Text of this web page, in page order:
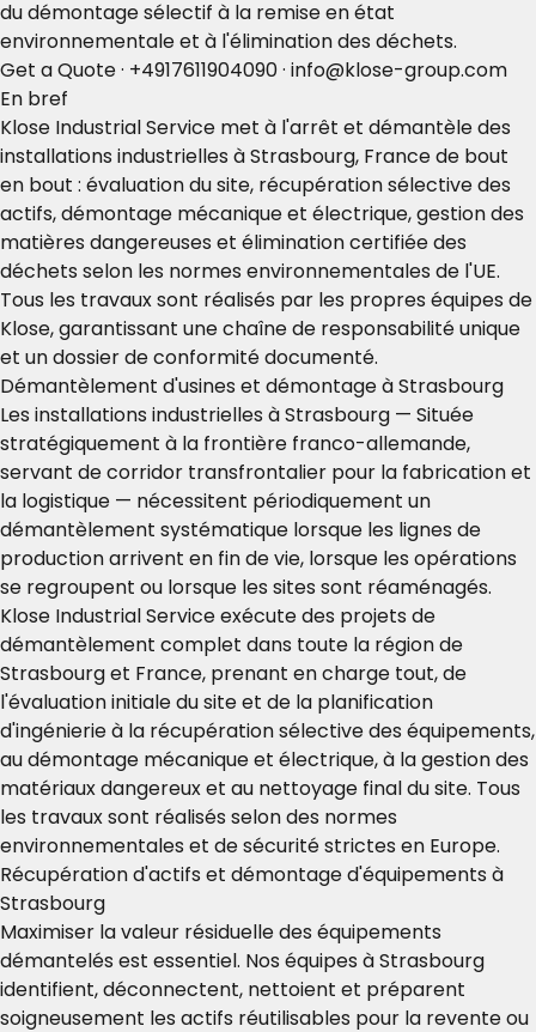
du démontage sélectif à la remise en état
environnementale et à l'élimination des déchets.
Get a Quote· +4917611904090· info@klose-group.com
En bref
Klose Industrial Service met à l'arrêt et démantèle des
installations industrielles à Strasbourg, France de bout
en bout : évaluation du site, récupération sélective des
actifs, démontage mécanique et électrique, gestion des
matières dangereuses et élimination certifiée des
déchets selon les normes environnementales de l'UE.
Tous les travaux sont réalisés par les propres équipes de
Klose, garantissant une chaîne de responsabilité unique
et un dossier de conformité documenté.
Démantèlement d'usines et démontage à Strasbourg
Les installations industrielles à Strasbourg — Située
stratégiquement à la frontière franco-allemande,
servant de corridor transfrontalier pour la fabrication et
la logistique — nécessitent périodiquement un
démantèlement systématique lorsque les lignes de
production arrivent en fin de vie, lorsque les opérations
se regroupent ou lorsque les sites sont réaménagés.
Klose Industrial Service exécute des projets de
démantèlement complet dans toute la région de
Strasbourg et France, prenant en charge tout, de
l'évaluation initiale du site et de la planification
d'ingénierie à la récupération sélective des équipements,
au démontage mécanique et électrique, à la gestion des
matériaux dangereux et au nettoyage final du site. Tous
les travaux sont réalisés selon des normes
environnementales et de sécurité strictes en Europe.
Récupération d'actifs et démontage d'équipements à
Strasbourg
Maximiser la valeur résiduelle des équipements
démantelés est essentiel. Nos équipes à Strasbourg
identifient, déconnectent, nettoient et préparent
soigneusement les actifs réutilisables pour la revente ou